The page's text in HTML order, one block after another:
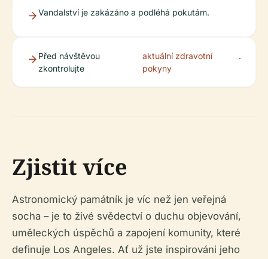
Vandalství je zakázáno a podléhá pokutám.
Před návštěvou
zkontrolujte
aktuální zdravotní
pokyny
.
Zjistit více
Astronomický památník je víc než jen veřejná
socha – je to živé svědectví o duchu objevování,
uměleckých úspěchů a zapojení komunity, které
definuje Los Angeles. Ať už jste inspirováni jeho